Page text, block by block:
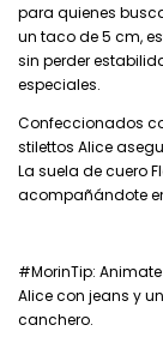
para quienes
un taco de 5 cm,
sin perder
especiales.
Confeccionados
stilettos Alice
La suela de cuero
acompañándote
#MorinTip:
Alice con jeans y
canchero.